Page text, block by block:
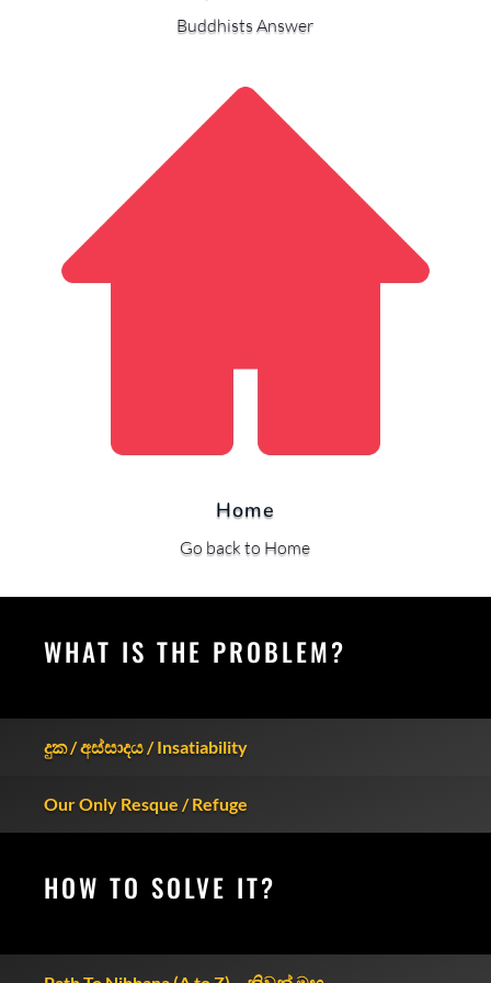
Buddhists Answer
Home
Go back to Home
WHAT IS THE PROBLEM?
දුක / අස්සාදය / Insatiability
Our Only Resque / Refuge
HOW TO SOLVE IT?